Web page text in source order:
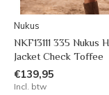
Nukus
NKF13111 335 Nukus
Jacket Check Toffee
€139,95
Incl. btw